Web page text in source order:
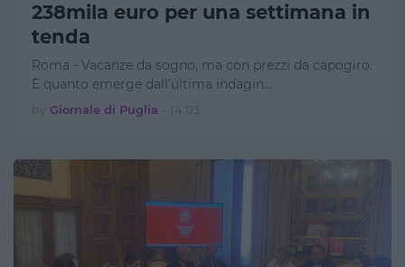
238mila euro per una settimana in
tenda
Roma - Vacanze da sogno, ma con prezzi da capogiro.
È quanto emerge dall’ultima indagin…
by Giornale di Puglia 14:03